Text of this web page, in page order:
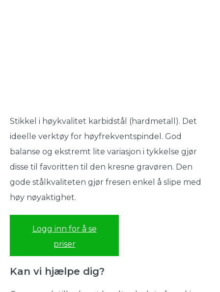
Stikkel i høykvalitet karbidstål (hardmetall). Det
ideelle verktøy for høyfrekventspindel. God
balanse og ekstremt lite variasjon i tykkelse gjør
disse til favoritten til den kresne gravøren. Den
gode stålkvaliteten gjør fresen enkel å slipe med
høy nøyaktighet.
Logg inn for å se
priser
Kan vi hjælpe dig?